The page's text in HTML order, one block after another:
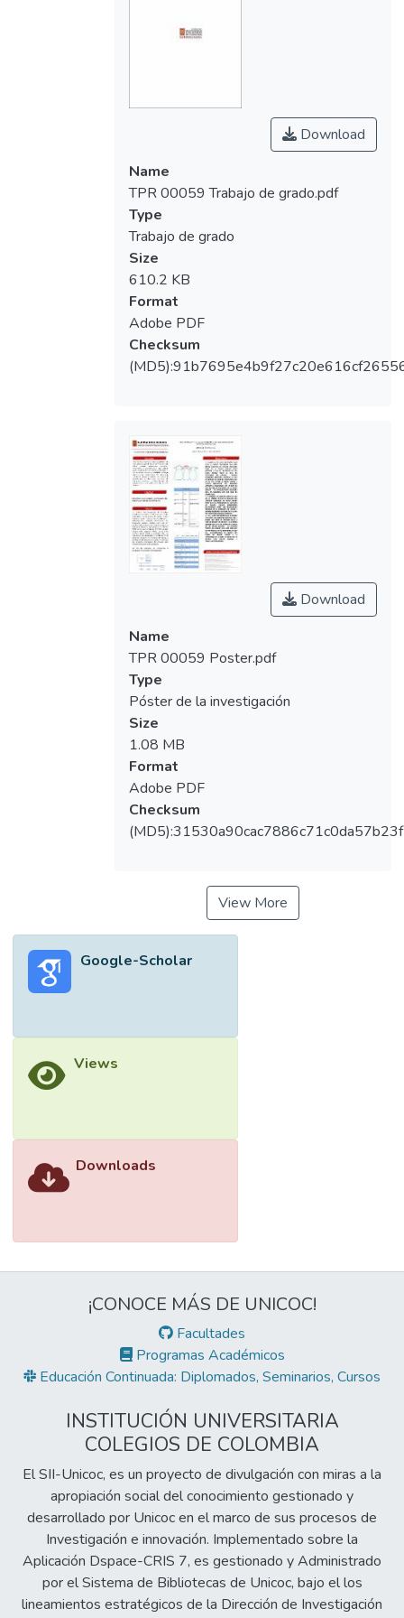
Download
Name
TPR 00059 Trabajo de grado.pdf
Type
Trabajo de grado
Size
610.2 KB
Format
Adobe PDF
Checksum
Download
Name
TPR 00059 Poster.pdf
Type
Póster de la investigación
Size
1.08 MB
Format
Adobe PDF
Checksum
View More
Google-Scholar
Views
Downloads
¡CONOCE MÁS DE UNICOC!
Facultades
Programas Académicos
Educación Continuada: Diplomados, Seminarios, Cursos
INSTITUCIÓN UNIVERSITARIA
COLEGIOS DE COLOMBIA
El SII-Unicoc, es un proyecto de divulgación con miras a la
apropiación social del conocimiento gestionado y
desarrollado por Unicoc en el marco de sus procesos de
Investigación e innovación. Implementado sobre la
Aplicación Dspace-CRIS 7, es gestionado y Administrado
por el Sistema de Bibliotecas de Unicoc, bajo el los
lineamientos estratégicos de la Dirección de Investigación